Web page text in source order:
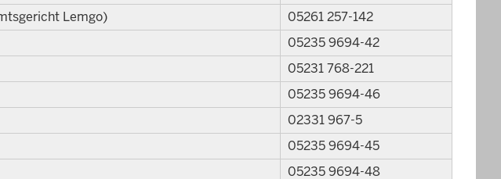
Lemgo)
05261 257-142
05235 9694-42
05231 768-221
05235 9694-46
02331 967-5
05235 9694-45
05235 9694-48